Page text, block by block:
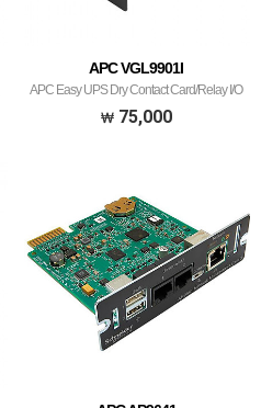
APC VGL9901I
APC Easy UPS Dry Contact Card/Relay I/O
card
75,000